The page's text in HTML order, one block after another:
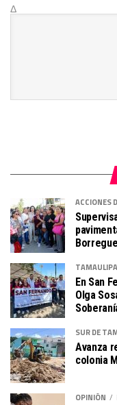
Δ
ACCIONES
En San
Olga
SUR DE
Avanza
colonia
OPINIÓN